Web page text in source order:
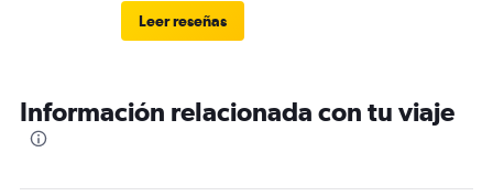
Leer reseñas
Información relacionada con tu viaje